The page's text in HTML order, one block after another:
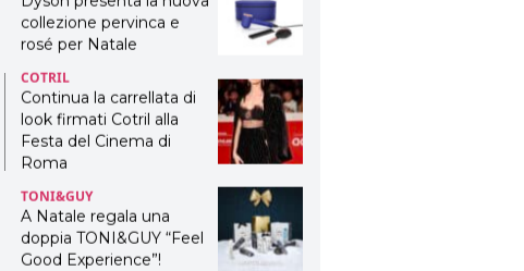
collezione pervinca e
rosé per Natale
COTRIL
Continua la carrellata di
look firmati Cotril alla
Festa del Cinema di
Roma
TONI&GUY
A Natale regala una
doppia TONI&GUY “Feel
Good Experience”!